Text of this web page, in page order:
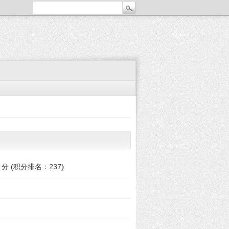
分 (积分排名： 237)